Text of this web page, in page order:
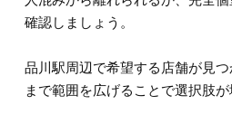
確認しましょう。
品川駅周辺で希望する店舗が見
まで範囲を広げることで選択肢が